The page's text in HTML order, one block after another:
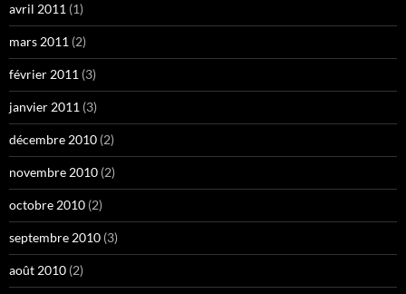
avril 2011 (1)
mars 2011 (2)
février 2011 (3)
janvier 2011 (3)
décembre 2010 (2)
novembre 2010 (2)
octobre 2010 (2)
septembre 2010 (3)
août 2010 (2)